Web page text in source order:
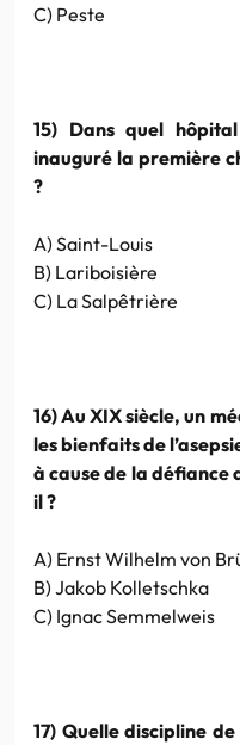
C) Peste
15) Dans quel
inauguré la première
?
A) Saint-Louis
B) Lariboisière
C) La Salpêtrière
16) Au XIX siècle, un
les bienfaits de
à cause de la défiance
il ?
A) Ernst Wilhelm von
B) Jakob Kolletschka
C) Ignac Semmelweis
17) Quelle discipline